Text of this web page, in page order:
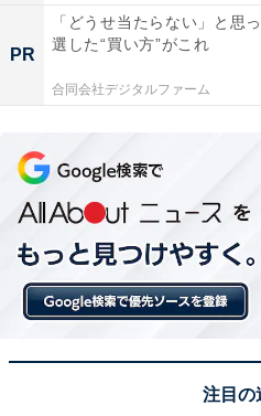
PR
「どうせ当たらない」と思
選した“買い方”がこれ
合同会社デジタルファーム
注目の